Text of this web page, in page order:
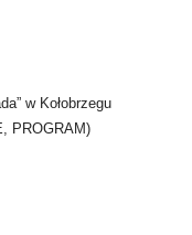
w Kołobrzegu
PROGRAM)